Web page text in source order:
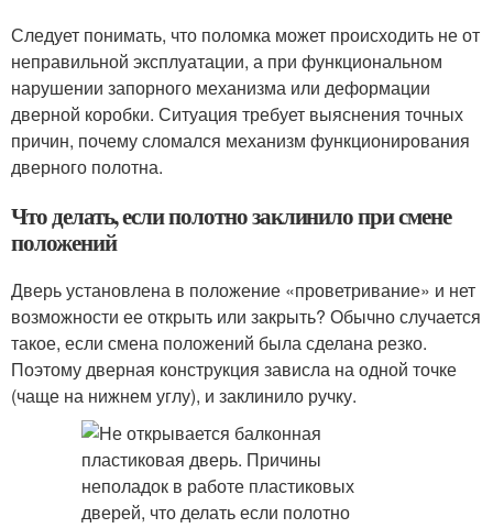
Следует понимать, что поломка может происходить не от
неправильной эксплуатации, а при функциональном
нарушении запорного механизма или деформации
дверной коробки. Ситуация требует выяснения точных
причин, почему сломался механизм функционирования
дверного полотна.
Что делать, если полотно заклинило при смене
положений
Дверь установлена в положение «проветривание» и нет
возможности ее открыть или закрыть? Обычно случается
такое, если смена положений была сделана резко.
Поэтому дверная конструкция зависла на одной точке
(чаще на нижнем углу), и заклинило ручку.